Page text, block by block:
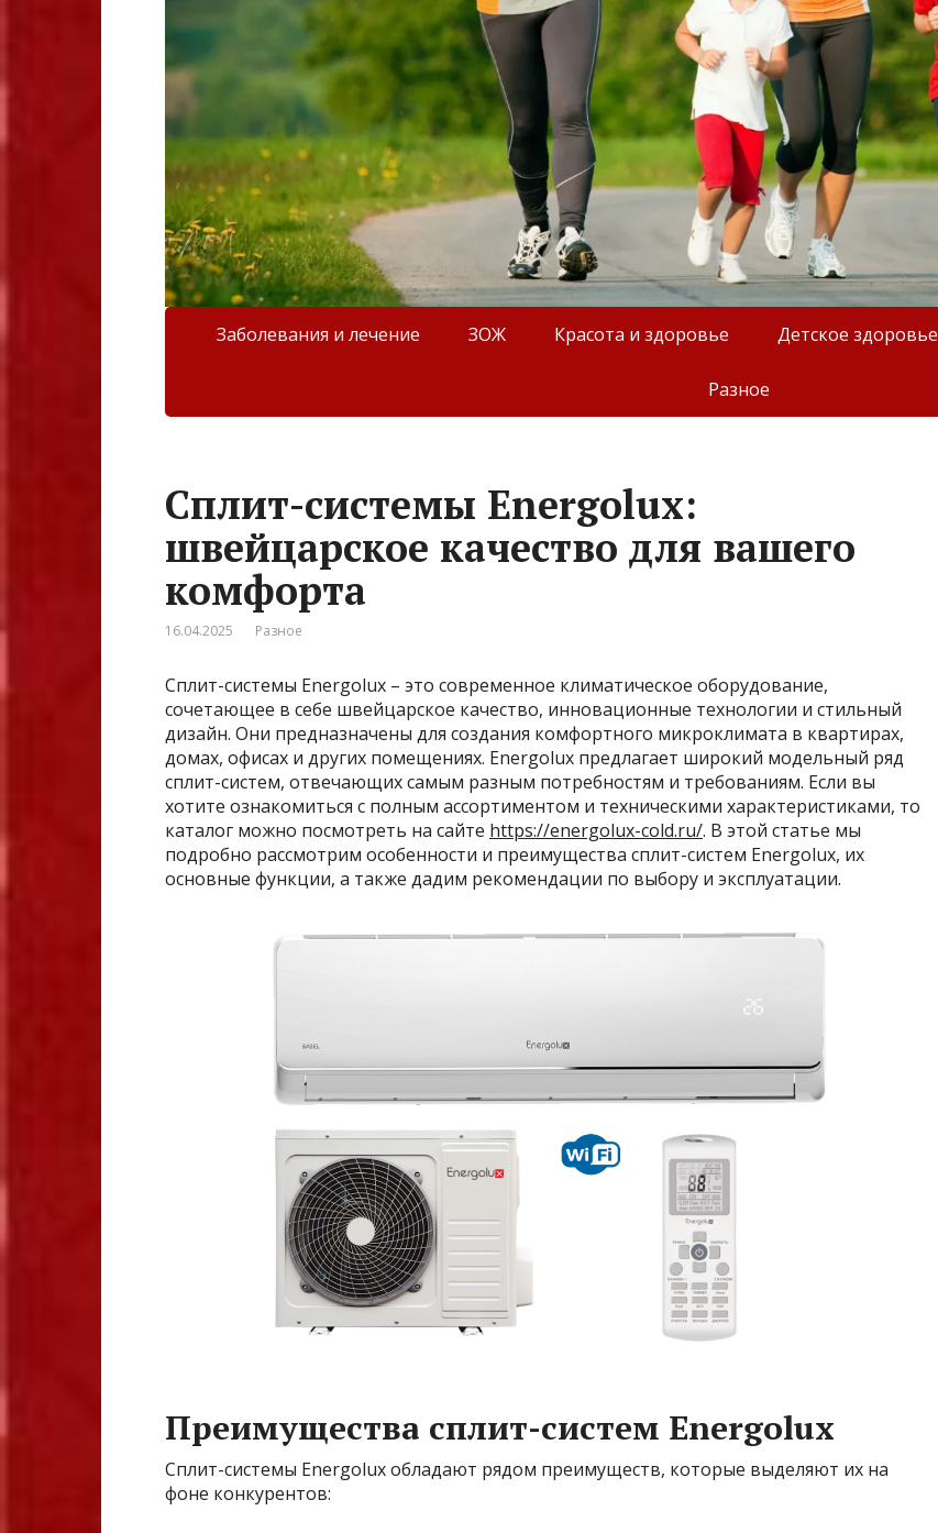
Заболевания и лечение ЗОЖ Красота и здоровье Детское здоровье
Разное
Сплит-системы Energolux:
швейцарское качество для вашего
комфорта
16.04.2025 Разное
Сплит-системы Energolux – это современное климатическое оборудование,
сочетающее в себе швейцарское качество, инновационные технологии и стильный
дизайн. Они предназначены для создания комфортного микроклимата в квартирах,
домах, офисах и других помещениях. Energolux предлагает широкий модельный ряд
сплит-систем, отвечающих самым разным потребностям и требованиям. Если вы
хотите ознакомиться с полным ассортиментом и техническими характеристиками, то
каталог можно посмотреть на сайте https://energolux-cold.ru/. В этой статье мы
подробно рассмотрим особенности и преимущества сплит-систем Energolux, их
основные функции, а также дадим рекомендации по выбору и эксплуатации.
Преимущества сплит-систем Energolux
Сплит-системы Energolux обладают рядом преимуществ, которые выделяют их на
фоне конкурентов: